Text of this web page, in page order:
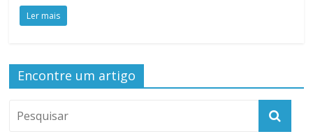
Ler mais
Encontre um artigo